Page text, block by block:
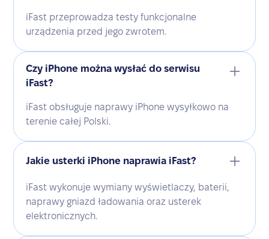
iFast przeprowadza testy funkcjonalne
urządzenia przed jego zwrotem.
Czy iPhone można wysłać do serwisu
iFast?
iFast obsługuje naprawy iPhone wysyłkowo na
terenie całej Polski.
Jakie usterki iPhone naprawia iFast?
iFast wykonuje wymiany wyświetlaczy, baterii,
naprawy gniazd ładowania oraz usterek
elektronicznych.